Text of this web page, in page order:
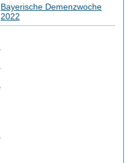
Bayerische Demenzwoche
2022